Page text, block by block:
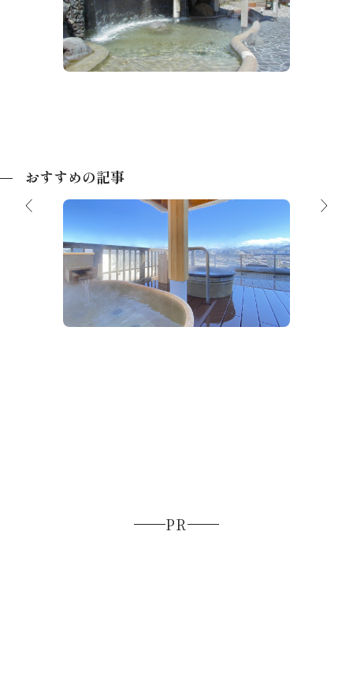
おすすめの記事
飛騨高山温泉でぽかぽか旅♨
PR